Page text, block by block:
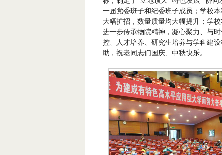
一届党委班子和纪委班子成员；学校
大幅扩招，数量质量均大幅提升；学
进一步传承物院精神，凝心聚力、与
控、人才培养、研究生培养与学科建
助，祝老同志们国庆、中秋快乐。